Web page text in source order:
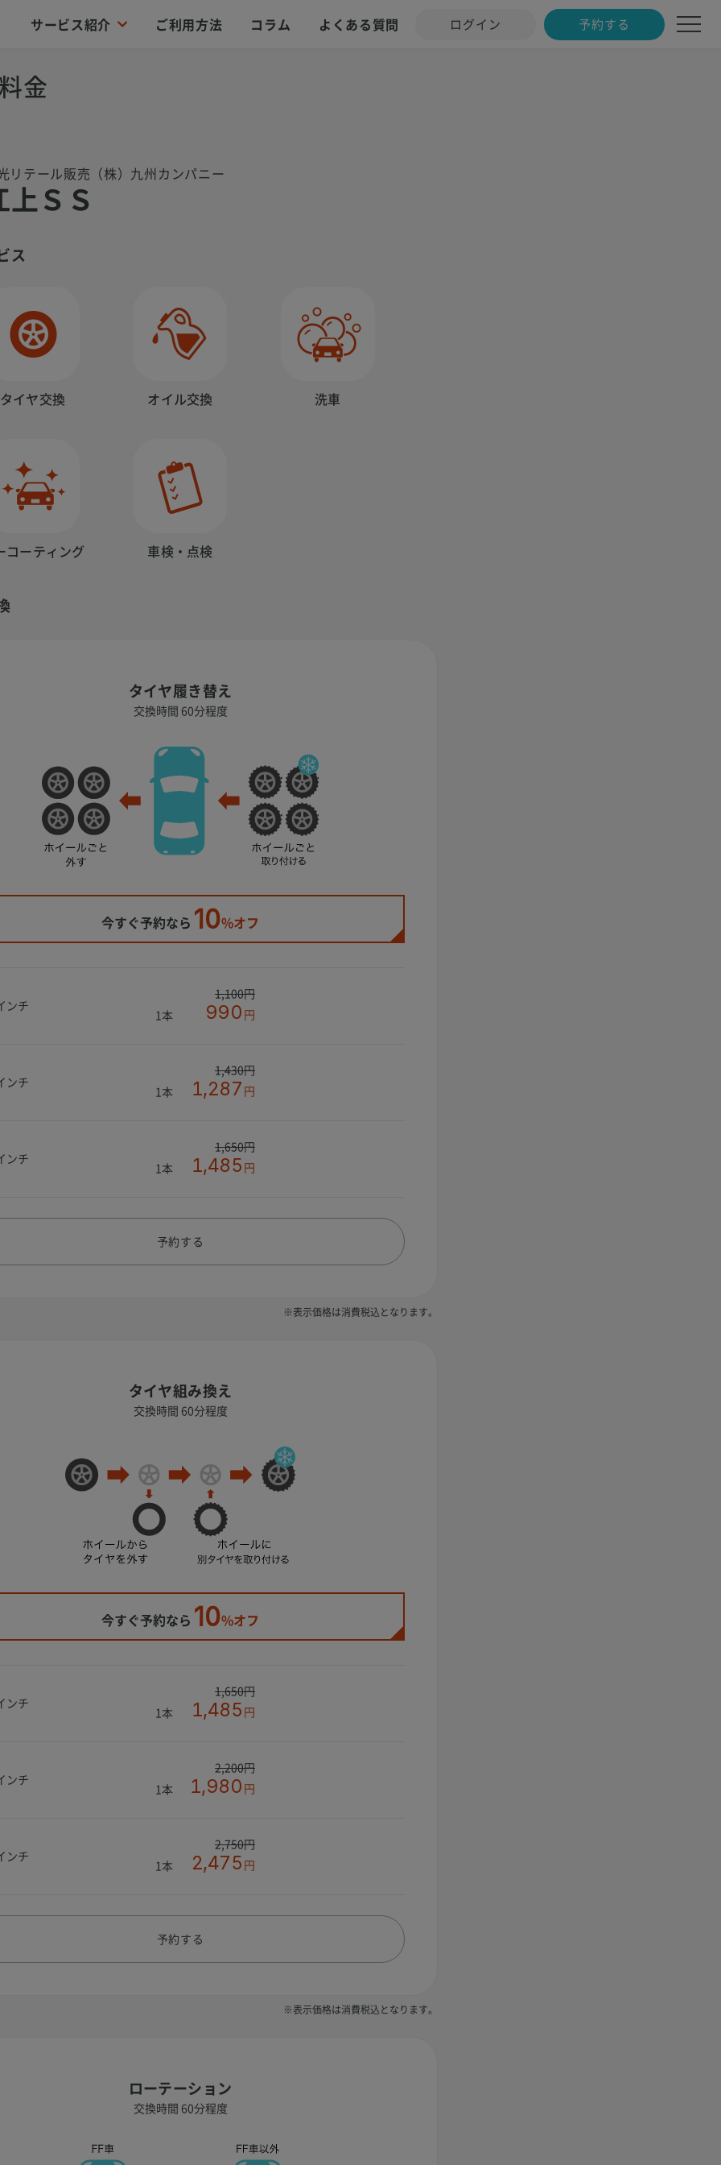
サービス紹介 ご利用方法 コラム よくある質問 ログイン 予約する
金
リテール販売（株）九州カンパニー
上ＳＳ
ス
タイヤ交換 オイル交換 洗車
コーティング 車検・点検
タイヤ履き替え
交換時間 60分程度
今すぐ予約なら 10%オフ
ンチ
1本
1,100円
990 円
ンチ
1本
1,430円
1,287 円
ンチ
1本
1,650円
1,485 円
予約する
※表示価格は消費税込となります。
タイヤ組み換え
交換時間 60分程度
今すぐ予約なら 10%オフ
ンチ
1本
1,650円
1,485 円
ンチ
1本
2,200円
1,980 円
ンチ
1本
2,750円
2,475 円
予約する
※表示価格は消費税込となります。
ローテーション
交換時間 60分程度